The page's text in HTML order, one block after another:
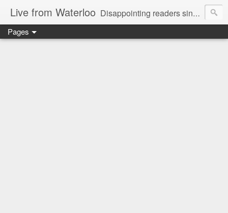
Live from Waterloo Disappointing readers since 2006
Pages